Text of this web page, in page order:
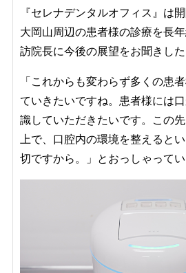
『セレナデンタルオフィス』は
大岡山周辺の患者様の診療を長
訪院長に今後の展望をお聞きした
「これからも変わらず多くの患
ていきたいですね。患者様には
識していただきたいです。この
上で、口腔内の環境を整えると
切ですから。」とおっしゃってい